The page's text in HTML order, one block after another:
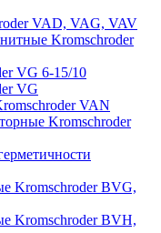
VAD, VAG, VAV
Kromschroder
VG 6-15/10
VG
VAN
Kromschroder
Kromschroder BVG,
Kromschroder BVH,